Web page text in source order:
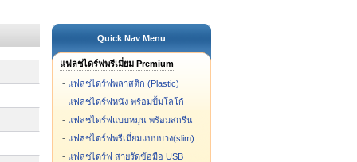
Quick Nav Menu
แฟลชไดร์ฟพรีเมี่ยม Premium
- แฟลชไดร์ฟพลาสติก (Plastic)
- แฟลชไดร์ฟหนัง พร้อมปั้มโลโก้
- แฟลชไดร์ฟแบบหมุน พร้อมสกรีน
- แฟลชไดร์ฟพรีเมี่ยมแบบบาง(slim)
- แฟลชไดร์ฟ สายรัดข้อมือ USB